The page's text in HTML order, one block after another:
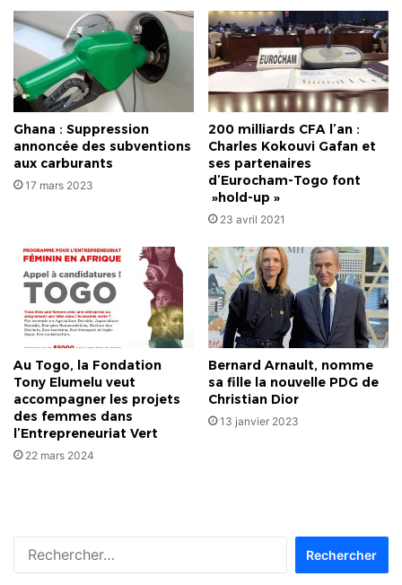
Ghana : Suppression
annoncée des subventions
aux carburants
17 mars 2023
200 milliards CFA l’an :
Charles Kokouvi Gafan et
ses partenaires
d’Eurocham-Togo font
»hold-up »
23 avril 2021
Au Togo, la Fondation
Tony Elumelu veut
accompagner les projets
des femmes dans
l’Entrepreneuriat Vert
22 mars 2024
Bernard Arnault, nomme
sa fille la nouvelle PDG de
Christian Dior
13 janvier 2023